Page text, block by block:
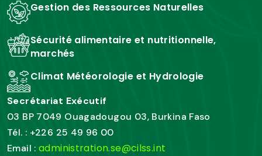
Gestion des Ressources Naturelles
Sécurité alimentaire et nutritionnelle,
marchés
Climat Météorologie et Hydrologie
Secrétariat Exécutif
03 BP 7049 Ouagadougou 03, Burkina Faso
Tél. : +226 25 49 96 00
Email :administration.se@cilss.int